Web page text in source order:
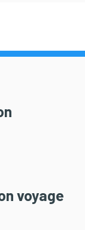
voyage